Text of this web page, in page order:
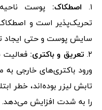
۱.
اصطکاک: پوست
تحریک‌پذیر است و
سایش پوست و حتی ایجاد
۲. تعریق و باکتری: فعالیت
ورود باکتری‌های خارجی
تابش لیزر بوده‌اند، خطر
را به شدت افزایش می‌دهد.